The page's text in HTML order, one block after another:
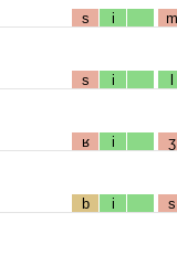
s i m
s i l
ʁ i ʒ
b i s